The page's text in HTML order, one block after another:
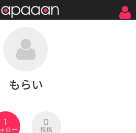
もらい
1
ロー
0
投稿